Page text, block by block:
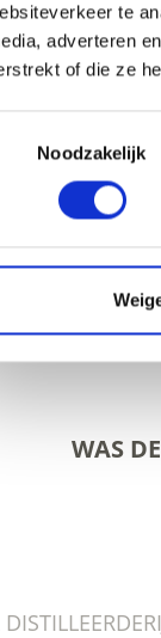
te
adverteren
of die ze
Noodzakelijk
WAS